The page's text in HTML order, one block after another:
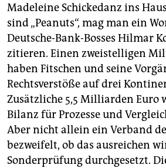
Madeleine Schickedanz ins
sind „Peanuts“, mag man ein
Deutsche-Bank-Bosses Hilmar
zitieren. Einen zweistelligen
haben Fitschen und seine
Rechtsverstöße auf drei
Zusätzliche 5,5 Milliarden Euro
Bilanz für Prozesse und
Aber nicht allein ein Verband
bezweifelt, ob das ausreichen
Sonderprüfung durchgesetzt.